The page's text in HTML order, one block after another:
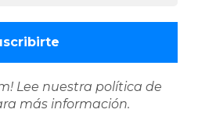
Lee nuestra política de
más información.